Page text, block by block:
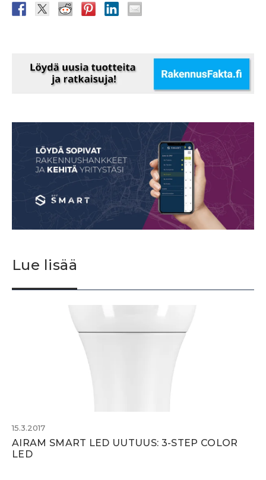
Lue lisää
15.3.2017
AIRAM SMART LED UUTUUS: 3-STEP COLOR
LED